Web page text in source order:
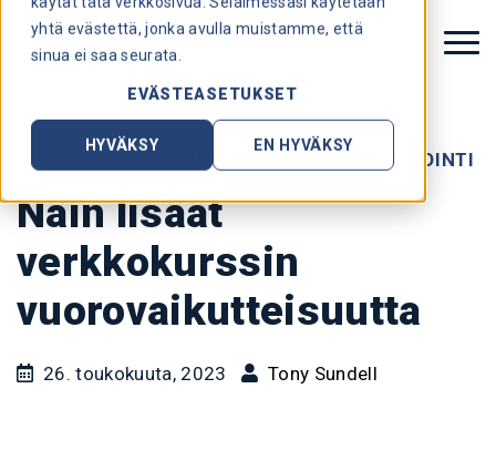
yhtä evästettä, jonka avulla muistamme, että
sinua ei saa seurata.
EVÄSTEASETUKSET
HYVÄKSY EN HYVÄKSY
PELILLISYYS OPPIMISMUOTOILU MOTIVOINTI
Näin lisäät
verkkokurssin
vuorovaikutteisuutta
26. toukokuuta, 2023 Tony Sundell